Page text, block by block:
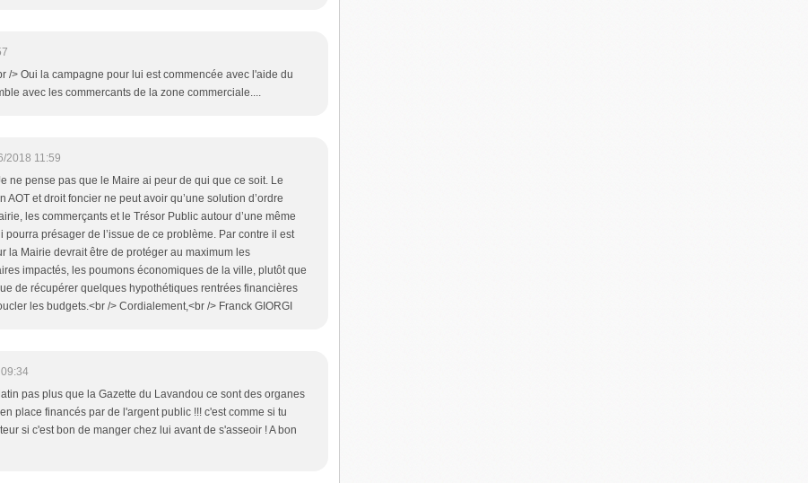
/> Oui la campagne pour lui est commencée avec l'aide du
avec les commercants de la zone commerciale....
2018 11:59
ne pense pas que le Maire ai peur de qui que ce soit. Le
AOT et droit foncier ne peut avoir qu’une solution d’ordre
les commerçants et le Trésor Public autour d’une même
présager de l’issue de ce problème. Par contre il est
la Mairie devrait être de protéger au maximum les
impactés, les poumons économiques de la ville, plutôt que
de récupérer quelques hypothétiques rentrées financières
les budgets.<br /> Cordialement,<br /> Franck GIORGI
pas plus que la Gazette du Lavandou ce sont des organes
place financés par de l'argent public !!! c'est comme si tu
si c'est bon de manger chez lui avant de s'asseoir ! A bon